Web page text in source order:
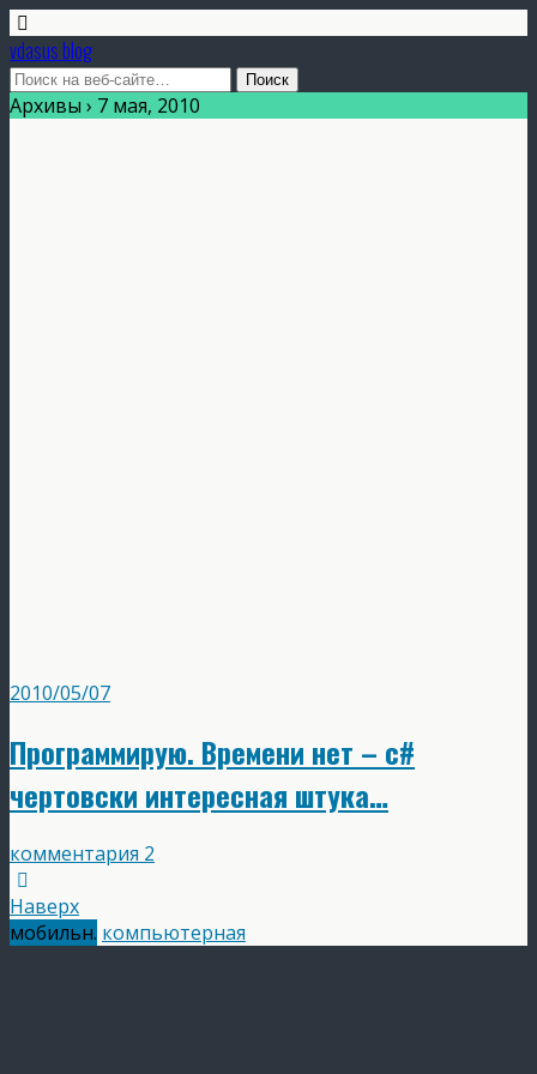
vdasus blog
Архивы › 7 мая, 2010
2010/05/07
Программирую. Времени нет – c#
чертовски интересная штука…
комментария 2
Наверх
мобильн. компьютерная